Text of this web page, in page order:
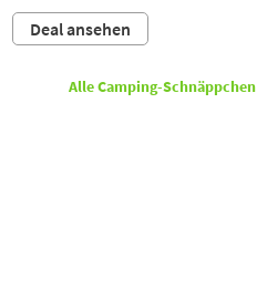
Deal ansehen
Alle Camping-Schnäppchen